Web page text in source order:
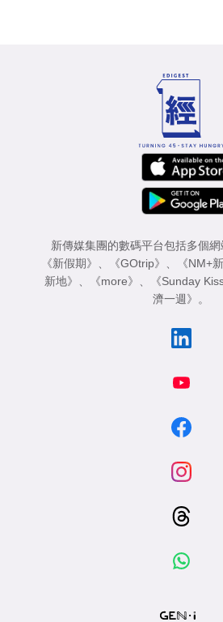
新傳媒集團的數碼平台包括多個
《新假期》
《GOtrip》 《NM+
新地》
《more》 《Sunday
濟一週》
。